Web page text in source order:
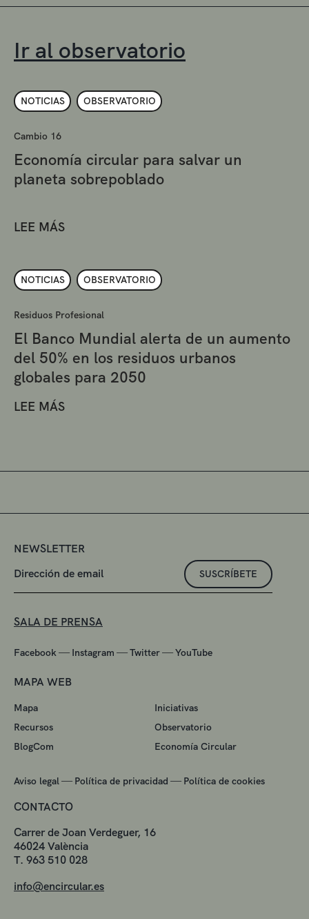
Ir al observatorio
NOTICIAS OBSERVATORIO
Cambio 16
Economía circular para salvar un
planeta sobrepoblado
LEE MÁS
NOTICIAS OBSERVATORIO
Residuos Profesional
El Banco Mundial alerta de un aumento
del 50% en los residuos urbanos
globales para 2050
LEE MÁS
NEWSLETTER
SUSCRÍBETE
SALA DE PRENSA
Facebook— Instagram —Twitter—YouTube
MAPA WEB
Mapa
Iniciativas
Recursos
Observatorio
BlogCom
Economía Circular
Aviso legal— Política de privacidad — Política de cookies
CONTACTO
Carrer de Joan Verdeguer, 16
46024 València
T. 963 510 028
info@encircular.es